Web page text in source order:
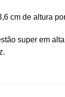
cm de altura
super em